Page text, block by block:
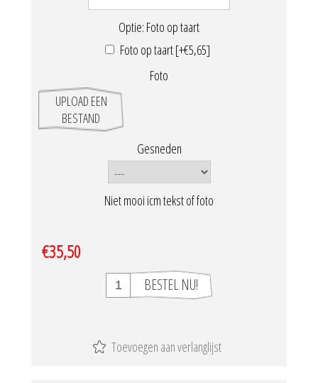
Optie: Foto op taart
Foto op taart [+€5,65]
Foto
UPLOAD EEN
BESTAND
Gesneden
Niet mooi icm tekst of foto
€35,50